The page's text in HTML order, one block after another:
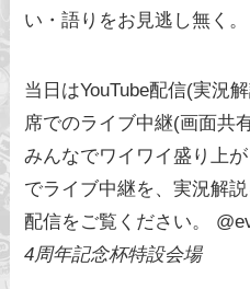
い・語りをお見逃し無く。
当日はYouTube配信(実況
席でのライブ中継(画面共
みんなでワイワイ盛り上
でライブ中継を、実況解
配信をご覧ください。
4周年記念杯特設会場